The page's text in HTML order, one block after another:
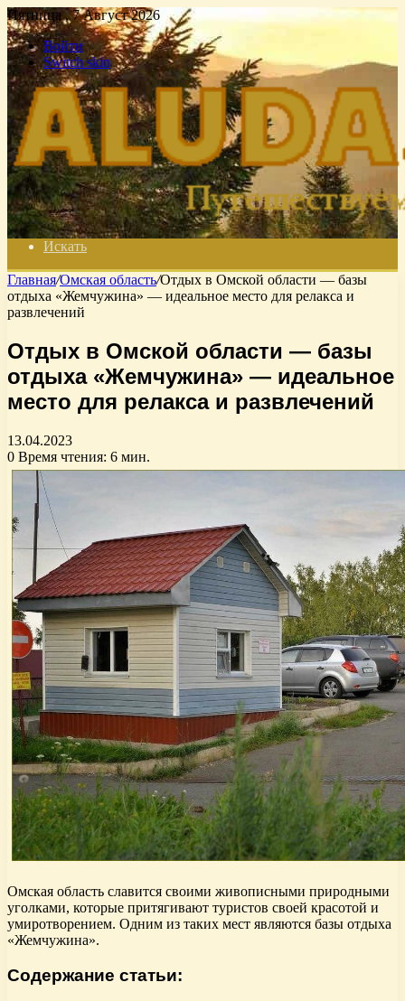
Пятница , 7 Август 2026
Войти
Switch skin
Искать
Главная/Омская область/Отдых в Омской области — базы
отдыха «Жемчужина» — идеальное место для релакса и
развлечений
Отдых в Омской области — базы
отдыха «Жемчужина» — идеальное
место для релакса и развлечений
13.04.2023
0 Время чтения: 6 мин.
Омская область славится своими живописными природными
уголками, которые притягивают туристов своей красотой и
умиротворением. Одним из таких мест являются базы отдыха
«Жемчужина».
Содержание статьи: